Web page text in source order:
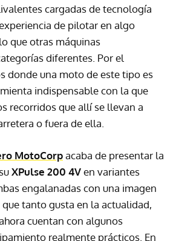
cargadas de tecnología
de pilotar en algo
que otras máquinas
diferentes. Por el
donde una moto de este tipo es
indispensable con la que
recorridos que allí se llevan a
o fuera de ella.
MotoCorpacaba de presentar la
XPulse 200 4Ven variantes
engalanadas con una imagen
tanto gusta en la actualidad,
cuentan con algunos
realmente prácticos. En